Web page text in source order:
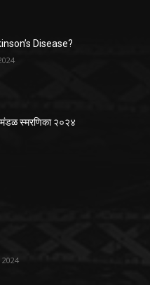
Disease?
स्मरणिका २०२४